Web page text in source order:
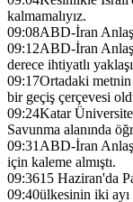
kalmamalıyız.
09:08ABD-İran
09:12ABD-İran
derece ihtiyatlı
09:17Ortadaki metnin
bir geçiş çerçevesi
09:24Katar
Savunma alanında
09:31ABD-İran
için kaleme almıştı.
09:3615 Haziran'da
09:40ülkesinin iki ayı